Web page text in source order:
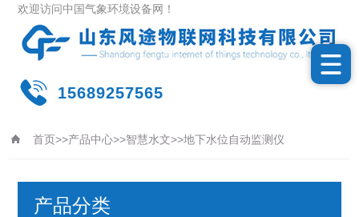
欢迎访问中国气象环境设备网！
15689257565
首页>>产品中心>>智慧水文>>地下水位自动监测仪
产品分类